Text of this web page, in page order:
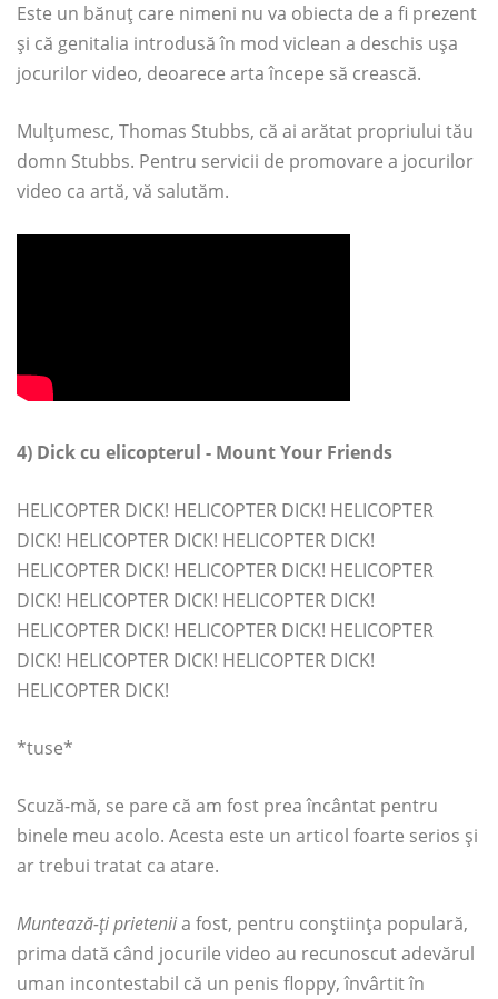
Este un bănuț care nimeni nu va obiecta de a fi prezent
și că genitalia introdusă în mod viclean a deschis ușa
jocurilor video, deoarece arta începe să crească.
Mulțumesc, Thomas Stubbs, că ai arătat propriului tău
domn Stubbs. Pentru servicii de promovare a jocurilor
video ca artă, vă salutăm.
4) Dick cu elicopterul - Mount Your Friends
HELICOPTER DICK! HELICOPTER DICK! HELICOPTER
DICK! HELICOPTER DICK! HELICOPTER DICK!
HELICOPTER DICK! HELICOPTER DICK! HELICOPTER
DICK! HELICOPTER DICK! HELICOPTER DICK!
HELICOPTER DICK! HELICOPTER DICK! HELICOPTER
DICK! HELICOPTER DICK! HELICOPTER DICK!
HELICOPTER DICK!
*tuse*
Scuză-mă, se pare că am fost prea încântat pentru
binele meu acolo. Acesta este un articol foarte serios și
ar trebui tratat ca atare.
Muntează-ți prieteniia fost, pentru conștiința populară,
prima dată când jocurile video au recunoscut adevărul
uman incontestabil că un penis floppy, învârtit în